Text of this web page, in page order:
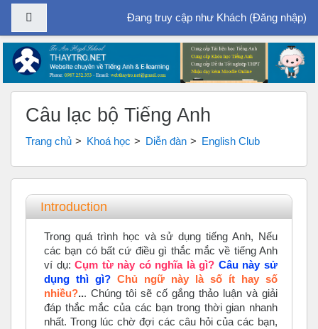
Chuyển tới nội dung chính
Bảng điều khiển cạnhĐang truy cập như Khách (Đăng nhập)
Câu lạc bộ Tiếng Anh
Trang chủ Khoá học Diễn đàn English Club
Tổng quan các chủ đề
Introduction
Trong quá trình học và sử dụng tiếng Anh, Nếu
các bạn có bất cứ điều gì thắc mắc về tiếng Anh
ví dụ:Cụm từ này có nghĩa là gì? Câu này sử
dụng thì gì? Chủ ngữ này là số ít hay số
nhiều?... Chúng tôi sẽ cố gắng thảo luận và giải
đáp thắc mắc của các bạn trong thời gian nhanh
nhất. Trong lúc chờ đợi các câu hỏi của các bạn,